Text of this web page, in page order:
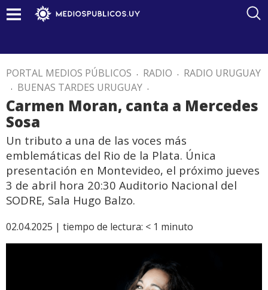
PORTAL MEDIOS PÚBLICOS . RADIO . RADIO URUGUAY
. BUENAS TARDES URUGUAY .
Carmen Moran, canta a Mercedes
Sosa
Un tributo a una de las voces más
emblemáticas del Rio de la Plata. Única
presentación en Montevideo, el próximo jueves
3 de abril hora 20:30 Auditorio Nacional del
SODRE, Sala Hugo Balzo.
02.04.2025 | tiempo de lectura: < 1 minuto